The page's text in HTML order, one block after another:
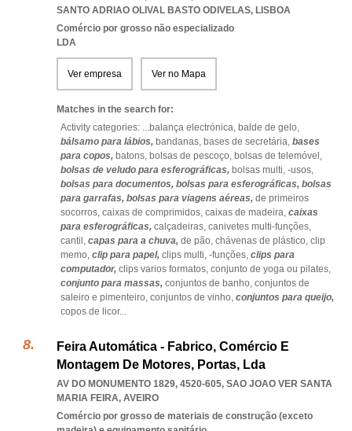
SANTO ADRIAO OLIVAL BASTO ODIVELAS, LISBOA
Comércio por grosso não especializado
LDA
Ver empresa Ver no Mapa
Matches in the search for:
Activity categories: ...balança electrónica, balde de gelo,
bálsamo para lábios, bandanas, bases de secretária, bases
para copos, batons, bolsas de pescoço, bolsas de telemóvel,
bolsas de veludo para esferográficas, bolsas multi, -usos,
bolsas para documentos, bolsas para esferográficas, bolsas
para garrafas, bolsas para viagens aéreas, de primeiros
socorros, caixas de comprimidos, caixas de madeira, caixas
para esferográficas, calçadeiras, canivetes multi-funções,
cantil, capas para a chuva, de pão, chávenas de plástico, clip
memo, clip para papel, clips multi, -funções, clips para
computador, clips varios formatos, conjunto de yoga ou pilates,
conjunto para massas, conjuntos de banho, conjuntos de
saleiro e pimenteiro, conjuntos de vinho, conjuntos para queijo,
copos de licor...
Feira Automática - Fabrico, Comércio E
Montagem De Motores, Portas, Lda
AV DO MONUMENTO 1829, 4520-605, SAO JOAO VER SANTA
MARIA FEIRA, AVEIRO
Comércio por grosso de materiais de construção (exceto